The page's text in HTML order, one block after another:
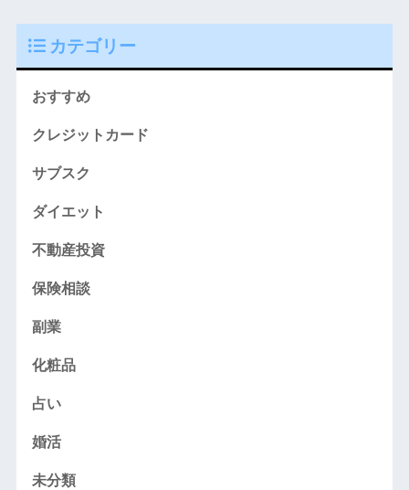
カテゴリー
おすすめ
クレジットカード
サブスク
ダイエット
不動産投資
保険相談
副業
化粧品
占い
婚活
未分類